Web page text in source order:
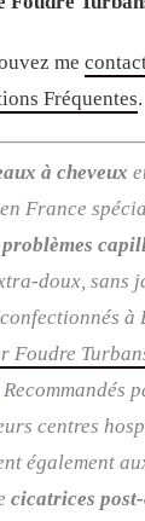
me
Fréquentes.
à cheveux
France
problèmes
doux, sans
à
Foudre
Recommandés
centres
également
cicatrices